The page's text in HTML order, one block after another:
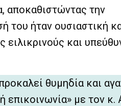
αποκαθιστώντας την
του ήταν ουσιαστική
ειλικρινούς και
θυμηδία και
επικοινωνία» με τον